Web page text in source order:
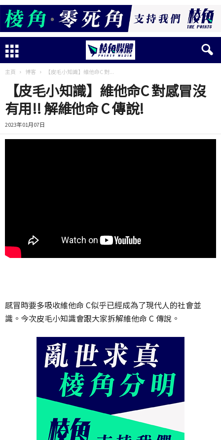
主頁 博客 【皮毛小知識】維他命C 對...
【皮毛小知識】維他命C 對感冒沒
有用!! 解維他命 C 傳說!
2023年01月07日
感冒時要多吸收維他命 C似乎已經成為了現代人的社會並
識。今次皮毛小知識會跟大家拆解維他命 C 傳說。